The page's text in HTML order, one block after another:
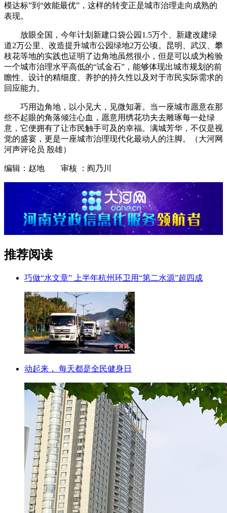
模达标”到“效能最优”，这样的转变正是城市治理走向成熟的
表现。
放眼全国，今年计划新建口袋公园1.5万个、新建改建绿
道2万公里、改造提升城市公园绿地2万公顷。昆明、武汉、攀
枝花等地的实践也证明了边角地虽然很小，但是可以成为检验
一个城市治理水平高低的“试金石”，能够体现出城市规划的前
瞻性、设计的精细度、养护的持久性以及对于市民实际需求的
回应能力。
巧用边角地，以小见大，见微知著。当一座城市愿意在那
些不起眼的角落倾注心血，愿意用绣花功夫去雕琢每一处绿
意，它便拥有了让市民触手可及的幸福。满城芳华，不仅是视
觉的盛宴，更是一座城市治理现代化最动人的注脚。（大河网
河声评论员 殷雄）
编辑：赵地 审核 ：阎乃川
推荐阅读
巧做“水文章” 上半年杭州环卫用“第二水源”超四成
动起来， 每天都是全民健身日